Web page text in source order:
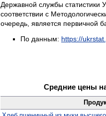
Державной службы статистики
соответствии с
очередь, является первичной
По данным: https://
Средние цены